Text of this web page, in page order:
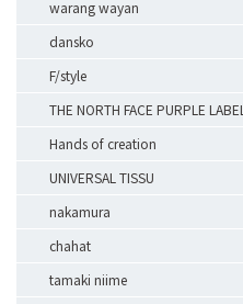
warang wayan
dansko
F/style
THE NORTH FACE PURPLE LABEL
Hands of creation
UNIVERSAL TISSU
nakamura
chahat
tamaki niime